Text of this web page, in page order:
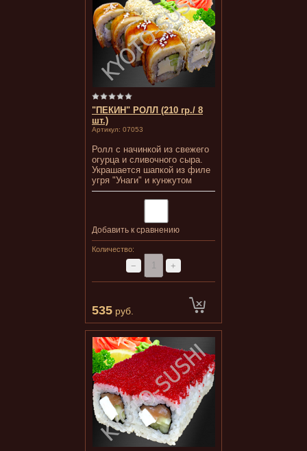
"ПЕКИН" РОЛЛ (210 гр./ 8
шт.)
Артикул: 07053
Ролл с начинкой из свежего
огурца и сливочного сыра.
Украшается шапкой из филе
угря "Унаги" и кунжутом
Добавить к сравнению
Количество:
− +
535 руб.